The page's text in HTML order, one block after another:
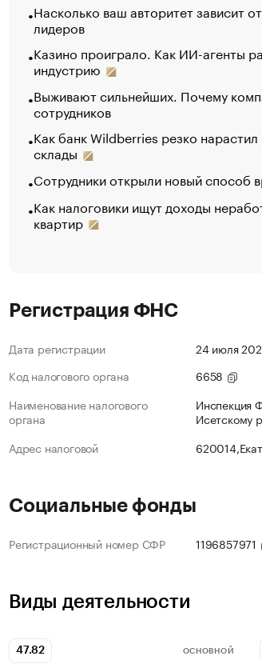
Насколько ваш авторитет зависит
лидеров
Казино проиграло. Как ИИ-агенты
индустрию
Выживают сильнейших. Почему
сотрудников
Как банк Wildberries резко
склады
Сотрудники открыли новый способ
Как налоговики ищут доходы
квартир
Регистрация ФНС
Дата регистрации
24 июля
Код налогового органа
6658
Наименование налогового
органа
Инспекция
Исетскому
Адрес налоговой
Социальные фонды
Регистрационный номер СФР 1196857971
Виды деятельности
47.82 ОСНОВНОЙ